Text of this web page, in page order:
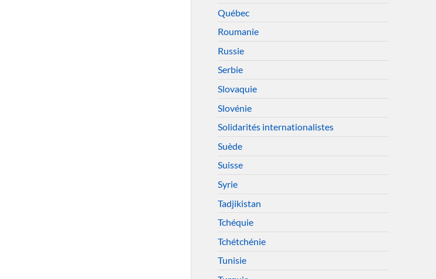
Québec
Roumanie
Russie
Serbie
Slovaquie
Slovénie
Solidarités internationalistes
Suède
Suisse
Syrie
Tadjikistan
Tchéquie
Tchétchénie
Tunisie